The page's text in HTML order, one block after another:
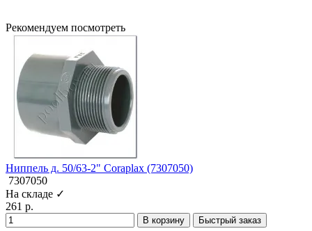
Рекомендуем посмотреть
Ниппель д. 50/63-2" Coraplax (7307050)
7307050
На складе ✓
261 р.
В корзину Быстрый заказ